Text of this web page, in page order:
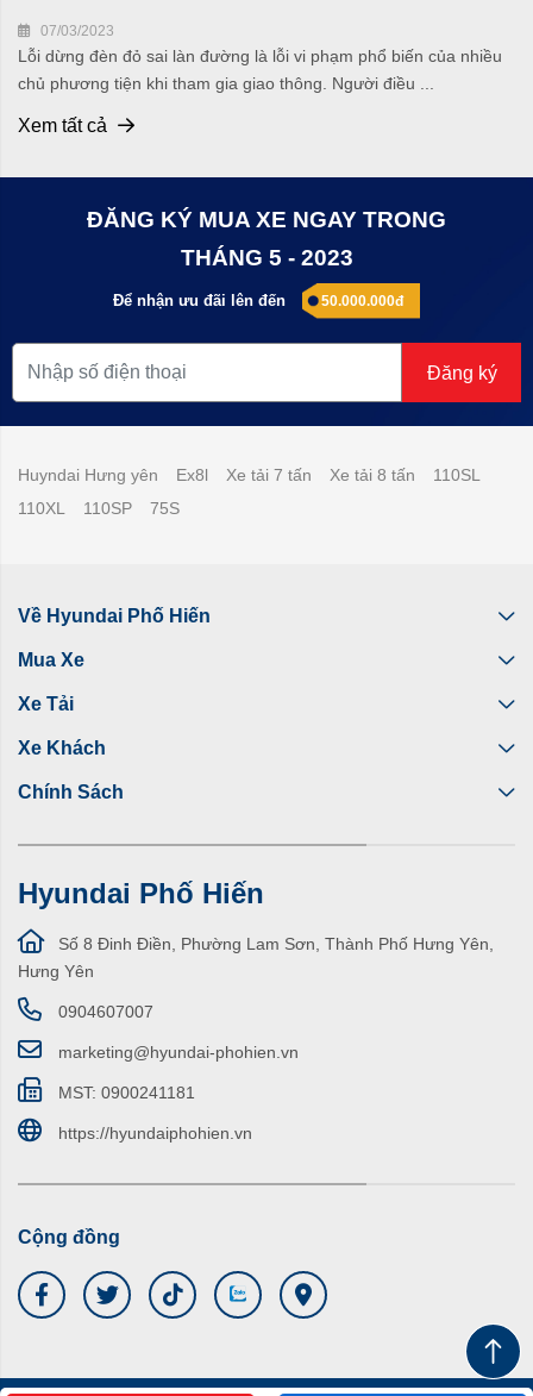
07/03/2023
Lỗi dừng đèn đỏ sai làn đường là lỗi vi phạm phổ biến của nhiều
chủ phương tiện khi tham gia giao thông. Người điều ...
Xem tất cả
ĐĂNG KÝ MUA XE NGAY TRONG
THÁNG 5 - 2023
Để nhận ưu đãi lên đến 50.000.000đ
Đăng ký
Huyndai Hưng yên Ex8l Xe tải 7 tấn Xe tải 8 tấn
110SL
110XL
110SP 75S
Về Hyundai Phố Hiến
Mua Xe
Xe Tải
Xe Khách
Chính Sách
Hyundai Phố Hiến
Số 8 Đinh Điền, Phường Lam Sơn, Thành Phố Hưng Yên,
Hưng Yên
0904607007
marketing@hyundai-phohien.vn
MST: 0900241181
https://hyundaiphohien.vn
Cộng đồng